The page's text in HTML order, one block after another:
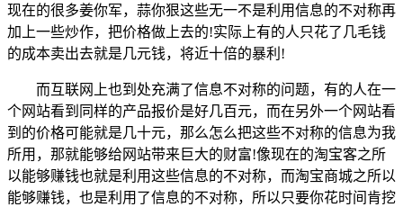
现在的很多姜你军，蒜你狠这些无一不是利用信息的不对称再
加上一些炒作，把价格做上去的!实际上有的人只花了几毛钱
的成本卖出去就是几元钱，将近十倍的暴利!
而互联网上也到处充满了信息不对称的问题，有的人在一
个网站看到同样的产品报价是好几百元，而在另外一个网站看
到的价格可能就是几十元，那么怎么把这些不对称的信息为我
所用，那就能够给网站带来巨大的财富!像现在的淘宝客之所
以能够赚钱也就是利用这些信息的不对称，而淘宝商城之所以
能够赚钱，也是利用了信息的不对称，所以只要你花时间肯挖